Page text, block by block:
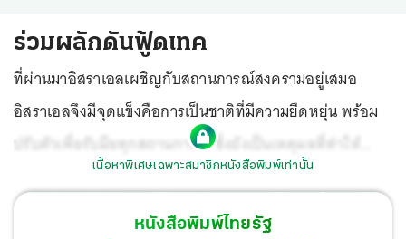
ร่วมผลักดันฟู้ดเทค
ที่ผ่านมาอิสราเอลเผชิญกับสถานการณ์สงครามอยู่เสมอ
อิสราเอลจึงมีจุดแข็งคือการเป็นชาติที่มีความยืดหยุ่น พร้อม
ปรับตัวเพื่อรับมือทุกสถานการณ์ ซึ่งยังเป็นเหตุผลที่ทำให้
สามารถพัฒนาเทคโนโลยีและนวัตกรรมหลายด้านเพื่อความ
ยั่งยืนในอนาคต จนก้าวเข้ามาเป็นผู้นำแถวหน้าระดับโลกใน
เนื้อหาพิเศษเฉพาะสมาชิกหนังสือพิมพ์เท่านั้น
หนังสือพิมพ์ไทยรัฐ